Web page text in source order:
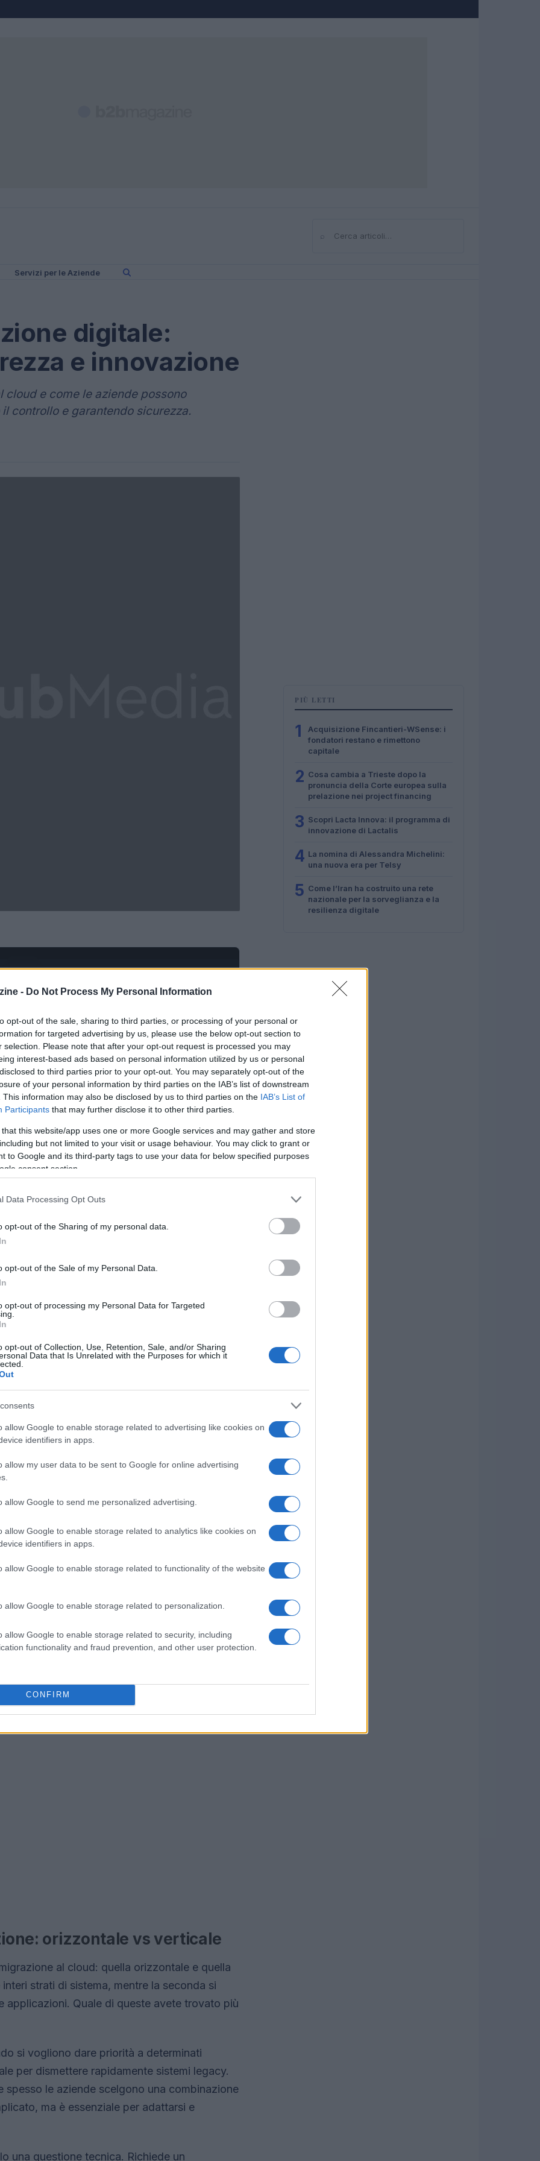
- Do Not Process My Personal Information
opt-out of the sale, sharing to third parties, or processing of your personal or
for targeted advertising by us, please use the below opt-out section to
selection. Please note that after your opt-out request is processed you may
interest-based ads based on personal information utilized by us or personal
to third parties prior to your opt-out. You may separately opt-out of the
of your personal information by third parties on the IAB’s list of downstream
This information may also be disclosed by us to third parties on the IAB’s List of
Participants that may further disclose it to other third parties.
that this website/app uses one or more Google services and may gather and store
but not limited to your visit or usage behaviour. You may click to grant or
to Google and its third-party tags to use your data for below specified purposes
consent section.
Data Processing Opt Outs
opt-out of the Sharing of my personal data.
opt-out of the Sale of my Personal Data.
opt-out of processing my Personal Data for Targeted
opt-out of Collection, Use, Retention, Sale, and/or Sharing
Data that Is Unrelated with the Purposes for which it
allow Google to enable storage related to advertising like cookies on
identifiers in apps.
allow my user data to be sent to Google for online advertising
allow Google to send me personalized advertising.
allow Google to enable storage related to analytics like cookies on
identifiers in apps.
allow Google to enable storage related to functionality of the website
allow Google to enable storage related to personalization.
allow Google to enable storage related to security, including
functionality and fraud prevention, and other user protection.
CONFIRM
⌕Cerca
Servizi per le Aziende
digitale:
e innovazione
e come le aziende possono
controllo e garantendo sicurezza.
attuale: latransizione digitalee come le
indietro. In un mondo dove l’AIsta
come migrare al
💻✨
permettersi di restare ancorata a sistemi
una questione di modernizzazione, ma è
questo passaggio, si rischia di vedere
di aziende che sono rimaste indietro perché
chiaro avvertimento: il cambiamento è
concentrare l’attenzione sul valore tangibile
sul cambio di sistema. Le aziende che
a raccogliere i frutti di questa scelta, che
ha esperienze in merito? Condividete
orizzontale vs verticale
al cloud: quella orizzontale e quella
strati di sistema, mentre la seconda si
applicazioni. Quale di queste avete trovato più
si vogliono dare priorità a determinati
per dismettere rapidamente sistemi legacy.
le aziende scelgono una combinazione
ma è essenziale per adattarsi e
una questione tecnica. Richiede un
PIÙ LETTI
1
Acquisizione Fincantieri-WSense: i
fondatori restano e rimettono
capitale
2 Cosa cambia a Trieste dopo la
pronuncia della Corte europea sulla
prelazione nei project financing
3 Scopri Lacta Innova: il programma di
innovazione di Lactalis
4 La nomina di Alessandra Michelini:
una nuova era per Telsy
5 Come l’Iran ha costruito una rete
nazionale per la sorveglianza e la
resilienza digitale